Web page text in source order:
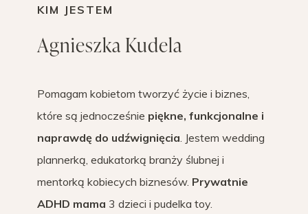
KIM JESTEM
Agnieszka Kudela
Pomagam kobietom tworzyć życie i biznes,
które są jednocześnie piękne, funkcjonalne i
naprawdę do udźwignięcia. Jestem wedding
plannerką, edukatorką branży ślubnej i
mentorką kobiecych biznesów. Prywatnie
ADHD mama 3 dzieci i pudelka toy.